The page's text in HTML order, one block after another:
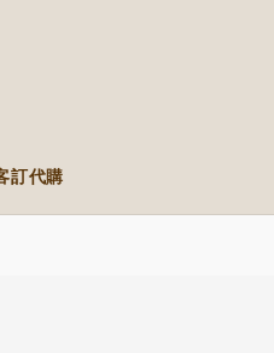
訂代購